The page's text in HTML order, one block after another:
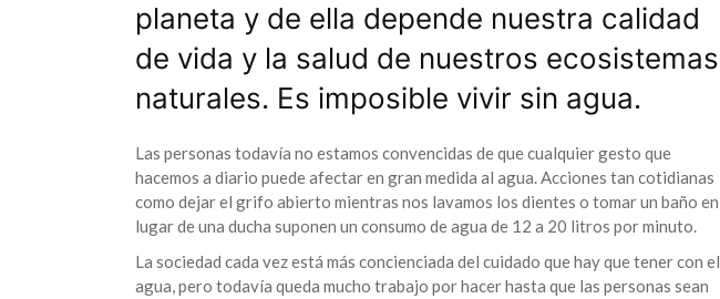
planeta y de ella depende nuestra calidad
de vida y la salud de nuestros ecosistemas
naturales. Es imposible vivir sin agua.
Las personas todavía no estamos convencidas de que cualquier gesto que
hacemos a diario puede afectar en gran medida al agua. Acciones tan cotidianas
como dejar el grifo abierto mientras nos lavamos los dientes o tomar un baño en
lugar de una ducha suponen un consumo de agua de 12 a 20 litros por minuto.
La sociedad cada vez está más concienciada del cuidado que hay que tener con el
agua, pero todavía queda mucho trabajo por hacer hasta que las personas sean